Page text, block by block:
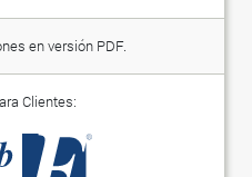
en versión PDF.
Clientes: